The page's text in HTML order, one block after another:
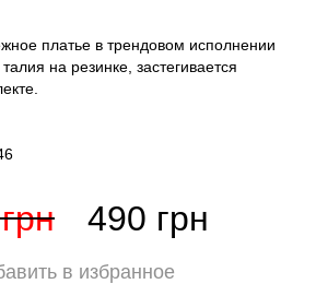
платье в трендовом исполнении
на резинке, застегивается
490 грн
в избранное